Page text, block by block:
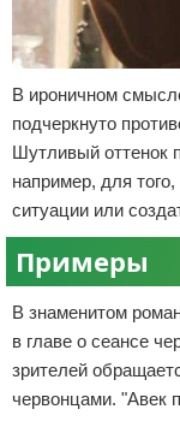
В ироничном
подчеркнуто
Шутливый оттенок
например, для
ситуации или
Примеры
В знаменитом
в главе о сеансе
зрителей
червонцами. "Авек